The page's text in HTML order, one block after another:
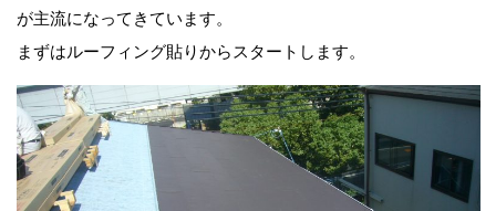
が主流になってきています。
まずはルーフィング貼りからスタートします。